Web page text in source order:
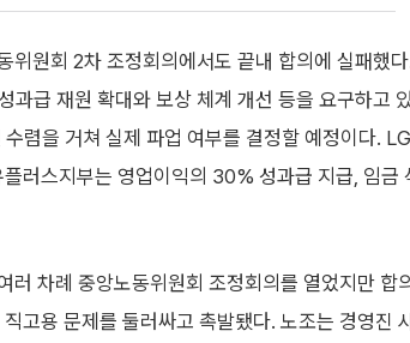
원회 2차 조정회의에서도 끝내 합의에 실패했
급 재원 확대와 보상 체계 개선 등을 요구하고
렴을 거쳐 실제 파업 여부를 결정할 예정이다.
러스지부는 영업이익의 30% 성과급 지급, 임금
차례 중앙노동위원회 조정회의를 열었지만 합
고용 문제를 둘러싸고 촉발됐다. 노조는 경영진